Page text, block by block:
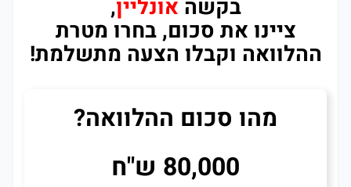
בקשה אונליין,
ציינו את סכום, בחרו מטרת
ההלוואה וקבלו הצעה מתשלמת!
מהו סכום ההלוואה?
80,000 ש"ח